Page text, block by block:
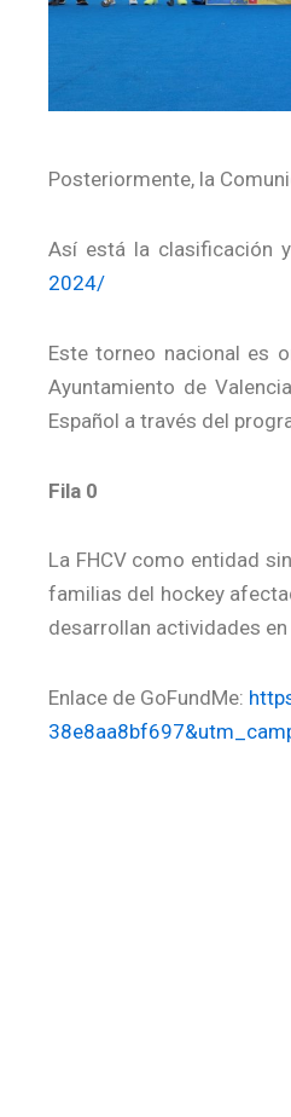
Posteriormente, la
Así está la clasificación
2024/
Este torneo nacional es
Ayuntamiento de
Español a través del
Fila 0
La FHCV como entidad
familias del hockey
desarrollan actividades
Enlace de GoFundMe: